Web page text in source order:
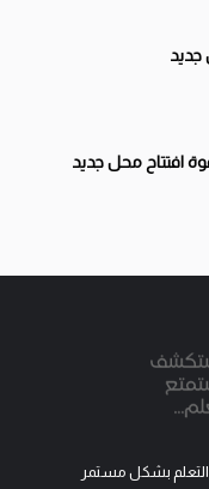
جديد
بشكل مستمر